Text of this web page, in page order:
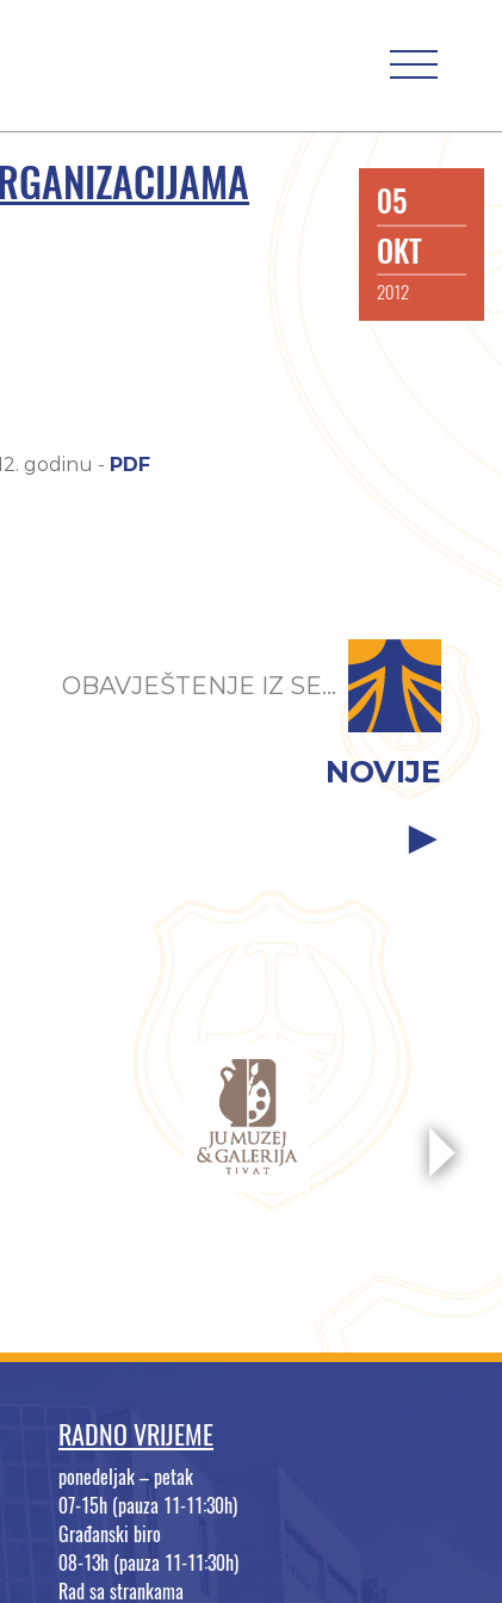
05
OKT
2012
godinu - PDF
OBAVJEŠTENJE IZ SE...
NOVIJE
RADNO VRIJEME
ponedeljak – petak
07-15h (pauza 11-11:30h)
Građanski biro
08-13h (pauza 11-11:30h)
Rad sa strankama